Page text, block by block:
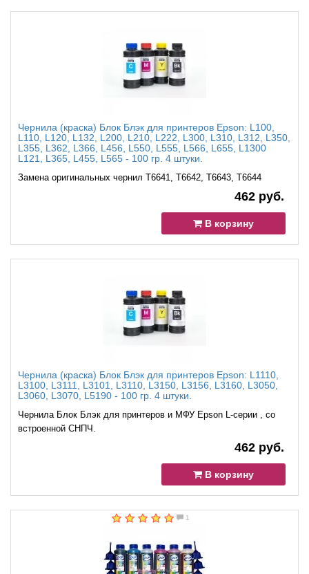
Чернила (краска) Блок Блэк для принтеров Epson: L100,
L110, L120, L132, L200, L210, L222, L300, L310, L312, L350,
L355, L362, L366, L456, L550, L555, L566, L655, L1300
L121, L365, L455, L565 - 100 гр. 4 штуки.
Замена оригинальных чернил T6641, T6642, T6643, T6644
462 руб.
В корзину
Чернила (краска) Блок Блэк для принтеров Epson: L1110,
L3100, L3111, L3101, L3110, L3150, L3156, L3160, L3050,
L3060, L3070, L5190 - 100 гр. 4 штуки.
Чернила Блок Блэк для принтеров и МФУ Epson L-серии , со
встроенной СНПЧ.
462 руб.
В корзину
1